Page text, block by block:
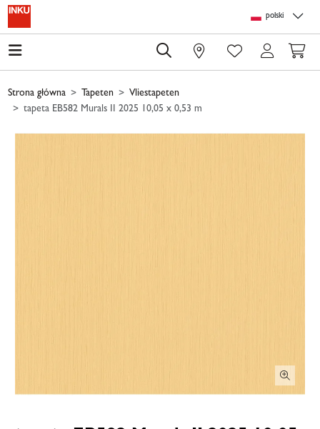
Skip to main content
polski
0
Strona główna Tapeten
Vliestapeten
tapeta EB582 Murals II 2025 10,05 x 0,53 m